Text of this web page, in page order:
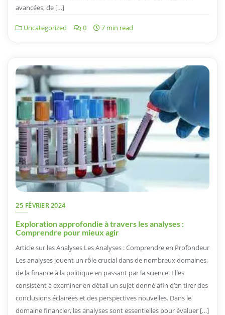
avancées, de […]
Uncategorized 0 7 min read
25 FÉVRIER 2024
Exploration approfondie à travers les analyses :
Comprendre pour mieux agir
Article sur les Analyses Les Analyses : Comprendre en Profondeur
Les analyses jouent un rôle crucial dans de nombreux domaines,
de la finance à la politique en passant par la science. Elles
consistent à examiner en détail un sujet donné afin d’en tirer des
conclusions éclairées et des perspectives nouvelles. Dans le
domaine financier, les analyses sont essentielles pour évaluer […]